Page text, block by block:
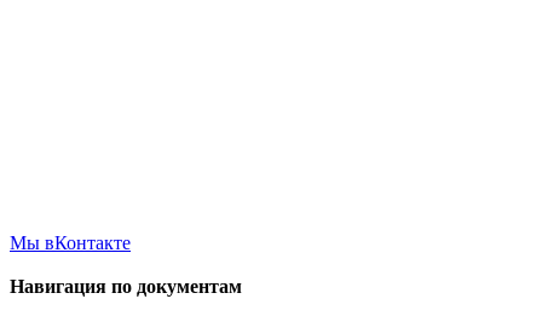
Мы вКонтакте
Навигация по документам